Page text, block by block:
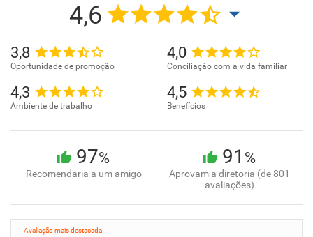
4,6
3,8
Oportunidade de promoção
4,0
Conciliação com a vida familiar
4,3
Ambiente de trabalho
4,5
Benefícios
97%
Recomendaria a um amigo
91 %
Aprovam a diretoria (de 801
avaliações)
Avaliação mais destacada